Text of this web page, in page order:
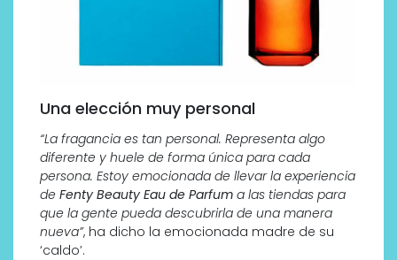
Una elección muy personal
“La fragancia es tan personal. Representa algo
diferente y huele de forma única para cada
persona. Estoy emocionada de llevar la experiencia
de Fenty Beauty Eau de Parfum a las tiendas para
que la gente pueda descubrirla de una manera
nueva”, ha dicho la emocionada madre de su
‘caldo’.